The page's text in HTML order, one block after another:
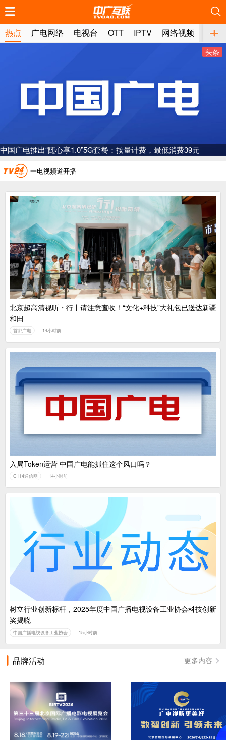
热点 广电网络 电视台 OTT IPTV 网络视频 媒体
头条
中国广电推出“随心享1.0”5G套餐：按量计费，最低消费39元
广电总局对互联网电视自动续费专项治理
AI赋能微短剧产业“沪8条”发布
一电视频道开播
“纵深推进”系统性变革，广电媒体如何发力？
“一省一网”，中国广电为何走了二十年？
广电总局对互联网电视自动续费专项治理
中国广电：编制一体化电视技术标准白皮书
推荐
北京超高清视听・行丨请注意查收！“文化+科技”大礼包已送达新疆
和田
首都广电 14小时前
推荐
入局Token运营 中国广电能抓住这个风口吗？
C114通信网 14小时前
推荐
树立行业创新标杆，2025年度中国广播电视设备工业协会科技创新
奖揭晓
中国广播电视设备工业协会 15小时前
品牌活动 更多内容
推荐
推荐
推荐
推荐
推荐
推荐
推荐
推荐
推荐
推荐
推荐
推荐
推荐
推荐
推荐
推荐
推荐